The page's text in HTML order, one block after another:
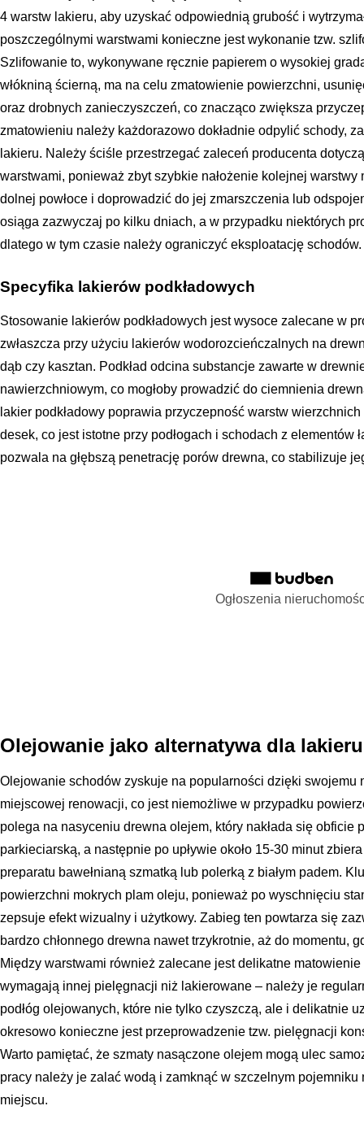
4 warstw lakieru, aby uzyskać odpowiednią grubość i
poszczególnymi warstwami konieczne jest wykonanie tzw.
Szlifowanie to, wykonywane ręcznie papierem o wysokiej
włókniną ścierną, ma na celu zmatowienie powierzchni,
oraz drobnych zanieczyszczeń, co znacząco zwiększa
zmatowieniu należy każdorazowo dokładnie odpylić schody,
lakieru. Należy ściśle przestrzegać zaleceń producenta
warstwami, ponieważ zbyt szybkie nałożenie kolejnej
dolnej powłoce i doprowadzić do jej zmarszczenia lub
osiąga zazwyczaj po kilku dniach, a w przypadku niektórych
dlatego w tym czasie należy ograniczyć eksploatację schodów.
Specyfika lakierów podkładowych
Stosowanie lakierów podkładowych jest wysoce zalecane w
zwłaszcza przy użyciu lakierów wodorozcieńczalnych na
dąb czy kasztan. Podkład odcina substancje zawarte w
nawierzchniowym, co mogłoby prowadzić do ciemnienia
lakier podkładowy poprawia przyczepność warstw
desek, co jest istotne przy podłogach i schodach z elementów
pozwala na głębszą penetrację porów drewna, co stabilizuje
Ogłoszenia
Olejowanie jako alternatywa dla lakieru
Olejowanie schodów zyskuje na popularności dzięki swojemu
miejscowej renowacji, co jest niemożliwe w przypadku
polega na nasyceniu drewna olejem, który nakłada się obficie
parkieciarską, a następnie po upływie około 15-30 minut
preparatu bawełnianą szmatką lub polerką z białym padem.
powierzchni mokrych plam oleju, ponieważ po wyschnięciu
zepsuje efekt wizualny i użytkowy. Zabieg ten powtarza się
bardzo chłonnego drewna nawet trzykrotnie, aż do momentu,
Między warstwami również zalecane jest delikatne
wymagają innej pielęgnacji niż lakierowane – należy je
podłóg olejowanych, które nie tylko czyszczą, ale i delikatnie
okresowo konieczne jest przeprowadzenie tzw. pielęgnacji
Warto pamiętać, że szmaty nasączone olejem mogą ulec
pracy należy je zalać wodą i zamknąć w szczelnym
miejscu.